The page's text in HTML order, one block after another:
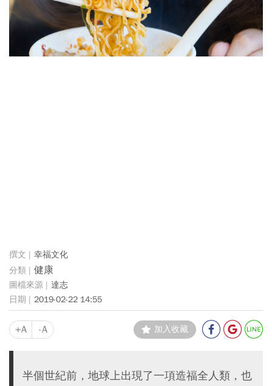
幸福文化
健康
達志
2019-02-22 14:55
+A -A 加入收藏
半個世紀前，地球上出現了一項造福全人類，也